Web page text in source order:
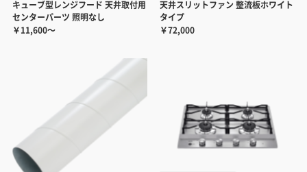
キューブ型レンジフード 天井取付用
センターパーツ 照明なし
￥11,600～
天井スリットファン 整流板ホワイト
タイプ
￥72,000